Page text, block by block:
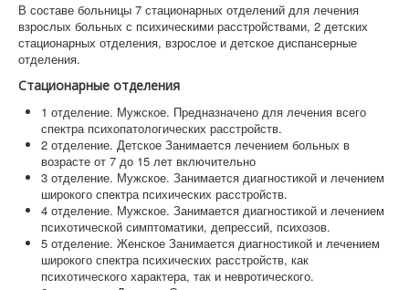
В составе больницы 7 стационарных отделений для лечения
взрослых больных с психическими расстройствами, 2 детских
стационарных отделения, взрослое и детское диспансерные
отделения.
Стационарные отделения
1 отделение. Мужское. Предназначено для лечения всего
спектра психопатологических расстройств.
2 отделение. Детское Занимается лечением больных в
возрасте от 7 до 15 лет включительно
3 отделение. Мужское. Занимается диагностикой и лечением
широкого спектра психических расстройств.
4 отделение. Мужское. Занимается диагностикой и лечением
психотической симптоматики, депрессий, психозов.
5 отделение. Женское Занимается диагностикой и лечением
широкого спектра психических расстройств, как
психотического характера, так и невротического.